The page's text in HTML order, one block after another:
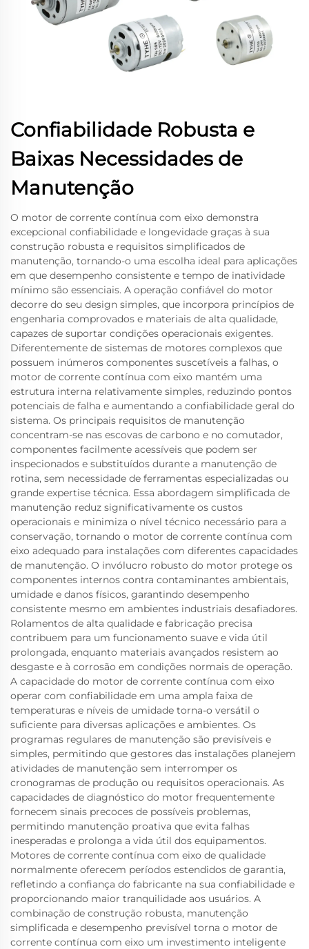
Confiabilidade Robusta e
Baixas Necessidades de
Manutenção
O motor de corrente contínua com eixo demonstra
excepcional confiabilidade e longevidade graças à sua
construção robusta e requisitos simplificados de
manutenção, tornando-o uma escolha ideal para aplicações
em que desempenho consistente e tempo de inatividade
mínimo são essenciais. A operação confiável do motor
decorre do seu design simples, que incorpora princípios de
engenharia comprovados e materiais de alta qualidade,
capazes de suportar condições operacionais exigentes.
Diferentemente de sistemas de motores complexos que
possuem inúmeros componentes suscetíveis a falhas, o
motor de corrente contínua com eixo mantém uma
estrutura interna relativamente simples, reduzindo pontos
potenciais de falha e aumentando a confiabilidade geral do
sistema. Os principais requisitos de manutenção
concentram-se nas escovas de carbono e no comutador,
componentes facilmente acessíveis que podem ser
inspecionados e substituídos durante a manutenção de
rotina, sem necessidade de ferramentas especializadas ou
grande expertise técnica. Essa abordagem simplificada de
manutenção reduz significativamente os custos
operacionais e minimiza o nível técnico necessário para a
conservação, tornando o motor de corrente contínua com
eixo adequado para instalações com diferentes capacidades
de manutenção. O invólucro robusto do motor protege os
componentes internos contra contaminantes ambientais,
umidade e danos físicos, garantindo desempenho
consistente mesmo em ambientes industriais desafiadores.
Rolamentos de alta qualidade e fabricação precisa
contribuem para um funcionamento suave e vida útil
prolongada, enquanto materiais avançados resistem ao
desgaste e à corrosão em condições normais de operação.
A capacidade do motor de corrente contínua com eixo
operar com confiabilidade em uma ampla faixa de
temperaturas e níveis de umidade torna-o versátil o
suficiente para diversas aplicações e ambientes. Os
programas regulares de manutenção são previsíveis e
simples, permitindo que gestores das instalações planejem
atividades de manutenção sem interromper os
cronogramas de produção ou requisitos operacionais. As
capacidades de diagnóstico do motor frequentemente
fornecem sinais precoces de possíveis problemas,
permitindo manutenção proativa que evita falhas
inesperadas e prolonga a vida útil dos equipamentos.
Motores de corrente contínua com eixo de qualidade
normalmente oferecem períodos estendidos de garantia,
refletindo a confiança do fabricante na sua confiabilidade e
proporcionando maior tranquilidade aos usuários. A
combinação de construção robusta, manutenção
simplificada e desempenho previsível torna o motor de
corrente contínua com eixo um investimento inteligente